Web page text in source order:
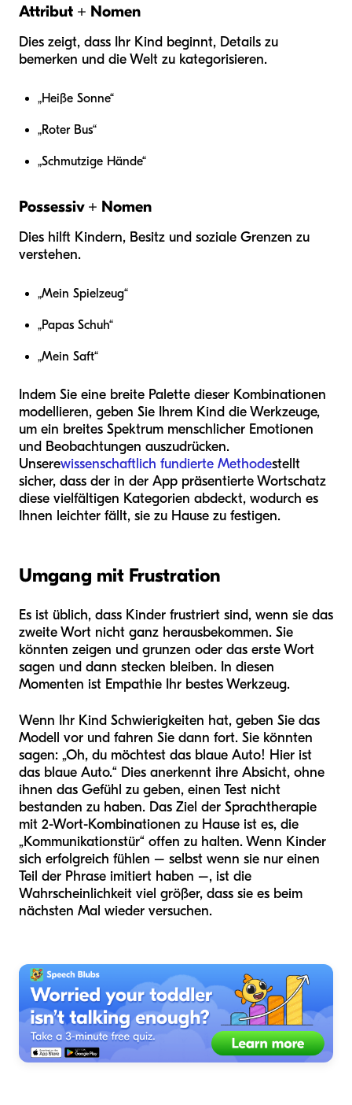
Attribut + Nomen
Dies zeigt, dass Ihr Kind beginnt, Details zu
bemerken und die Welt zu kategorisieren.
„Heiße Sonne“
„Roter Bus“
„Schmutzige Hände“
Possessiv + Nomen
Dies hilft Kindern, Besitz und soziale Grenzen zu
verstehen.
„Mein Spielzeug“
„Papas Schuh“
„Mein Saft“
Indem Sie eine breite Palette dieser Kombinationen
modellieren, geben Sie Ihrem Kind die Werkzeuge,
um ein breites Spektrum menschlicher Emotionen
und Beobachtungen auszudrücken.
Unserewissenschaftlich fundierte Methodestellt
sicher, dass der in der App präsentierte Wortschatz
diese vielfältigen Kategorien abdeckt, wodurch es
Ihnen leichter fällt, sie zu Hause zu festigen.
Umgang mit Frustration
Es ist üblich, dass Kinder frustriert sind, wenn sie das
zweite Wort nicht ganz herausbekommen. Sie
könnten zeigen und grunzen oder das erste Wort
sagen und dann stecken bleiben. In diesen
Momenten ist Empathie Ihr bestes Werkzeug.
Wenn Ihr Kind Schwierigkeiten hat, geben Sie das
Modell vor und fahren Sie dann fort. Sie könnten
sagen: „Oh, du möchtest das blaue Auto! Hier ist
das blaue Auto.“ Dies anerkennt ihre Absicht, ohne
ihnen das Gefühl zu geben, einen Test nicht
bestanden zu haben. Das Ziel der Sprachtherapie
mit 2-Wort-Kombinationen zu Hause ist es, die
„Kommunikationstür“ offen zu halten. Wenn Kinder
sich erfolgreich fühlen – selbst wenn sie nur einen
Teil der Phrase imitiert haben –, ist die
Wahrscheinlichkeit viel größer, dass sie es beim
nächsten Mal wieder versuchen.